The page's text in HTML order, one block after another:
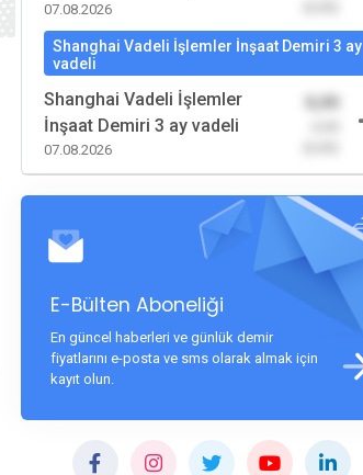
07.08.2026
Shanghai Vadeli İşlemler İnşaat Demiri 3 ay
vadeli
Shanghai Vadeli İşlemler
İnşaat Demiri 3 ay vadeli
07.08.2026
0,00
E-Bülten Aboneliği
En güncel haberleri ve günlük demir
fiyatlarını e-posta ve sms olarak almak için
kayıt olun.